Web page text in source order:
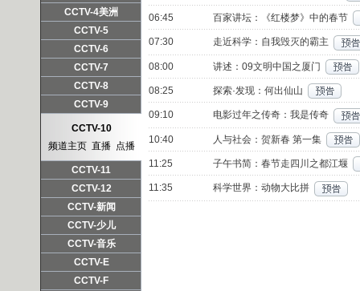
频道主页 直播 点播
CCTV-4美洲
频道主页 直播
CCTV-5
频道主页 直播
CCTV-6
频道主页 直播
CCTV-7
频道主页 直播
CCTV-8
频道主页 直播
CCTV-9
CCTV-10
频道主页 直播 点播
CCTV-11
频道主页 直播
CCTV-12
频道主页 直播 点播
CCTV-新闻
频道主页 直播 点播
CCTV-少儿
频道主页 直播 点播
CCTV-音乐
频道主页 直播
CCTV-E
频道主页 直播
CCTV-F
06:45 百家讲坛：《红楼梦》中的春节
07:30 走近科学：自我毁灭的霸主
08:00 讲述：09文明中国之厦门
08:25 探索·发现：何出仙山
09:10 电影过年之传奇：我是传奇
10:40 人与社会：贺新春 第一集
11:25 子午书简：春节走四川之都江堰
11:35 科学世界：动物大比拼